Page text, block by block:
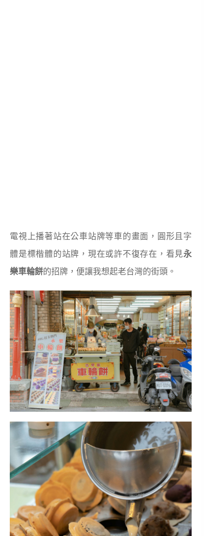
電視上播著站在公車站牌等車的畫面，圓形且字
體是標楷體的站牌，現在或許不復存在，看見永
樂車輪餅的招牌，便讓我想起老台灣的街頭。